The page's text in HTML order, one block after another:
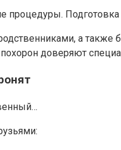
Подготовка
а
похорон доверяют